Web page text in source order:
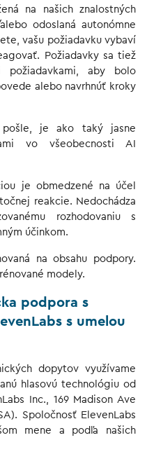
na našich znalostných
odoslaná autonómne
vašu požiadavku vybaví
Požiadavky sa tiež
požiadavkami, aby bolo
alebo navrhnúť kroky
je ako taký jasne
vo všeobecnosti AI
je obmedzené na účel
reakcie. Nedochádza
rozhodovaniu s
účinkom.
na obsahu podpory.
modely.
podpora s
s umelou
dopytov využívame
hlasovú technológiu od
Inc., 169 Madison Ave
Spoločnosť ElevenLabs
mene a podľa našich